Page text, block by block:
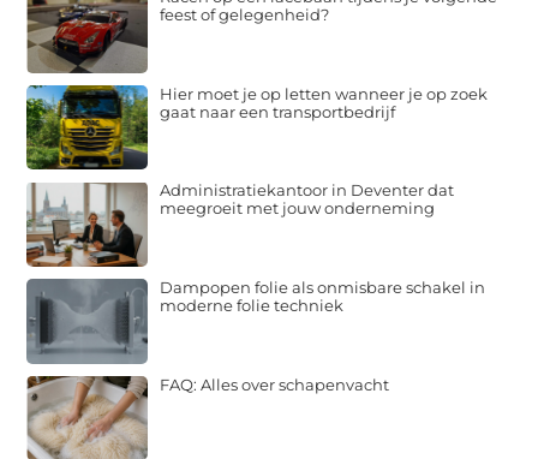
feest of gelegenheid?
Hier moet je op letten wanneer je op zoek
gaat naar een transportbedrijf
Administratiekantoor in Deventer dat
meegroeit met jouw onderneming
Dampopen folie als onmisbare schakel in
moderne folie techniek
FAQ: Alles over schapenvacht